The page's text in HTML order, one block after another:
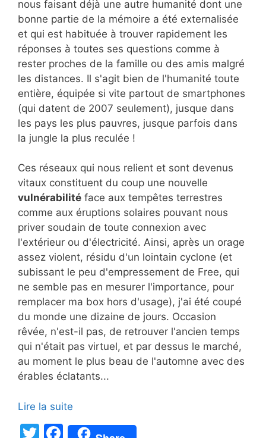
nous faisant déjà une autre humanité dont une
bonne partie de la mémoire a été externalisée
et qui est habituée à trouver rapidement les
réponses à toutes ses questions comme à
rester proches de la famille ou des amis malgré
les distances. Il s'agit bien de l'humanité toute
entière, équipée si vite partout de smartphones
(qui datent de 2007 seulement), jusque dans
les pays les plus pauvres, jusque parfois dans
la jungle la plus reculée !
Ces réseaux qui nous relient et sont devenus
vitaux constituent du coup une nouvelle
vulnérabilité face aux tempêtes terrestres
comme aux éruptions solaires pouvant nous
priver soudain de toute connexion avec
l'extérieur ou d'électricité. Ainsi, après un orage
assez violent, résidu d'un lointain cyclone (et
subissant le peu d'empressement de Free, qui
ne semble pas en mesurer l'importance, pour
remplacer ma box hors d'usage), j'ai été coupé
du monde une dizaine de jours. Occasion
rêvée, n'est-il pas, de retrouver l'ancien temps
qui n'était pas virtuel, et par dessus le marché,
au moment le plus beau de l'automne avec des
érables éclatants...
Lire la suite
T
F